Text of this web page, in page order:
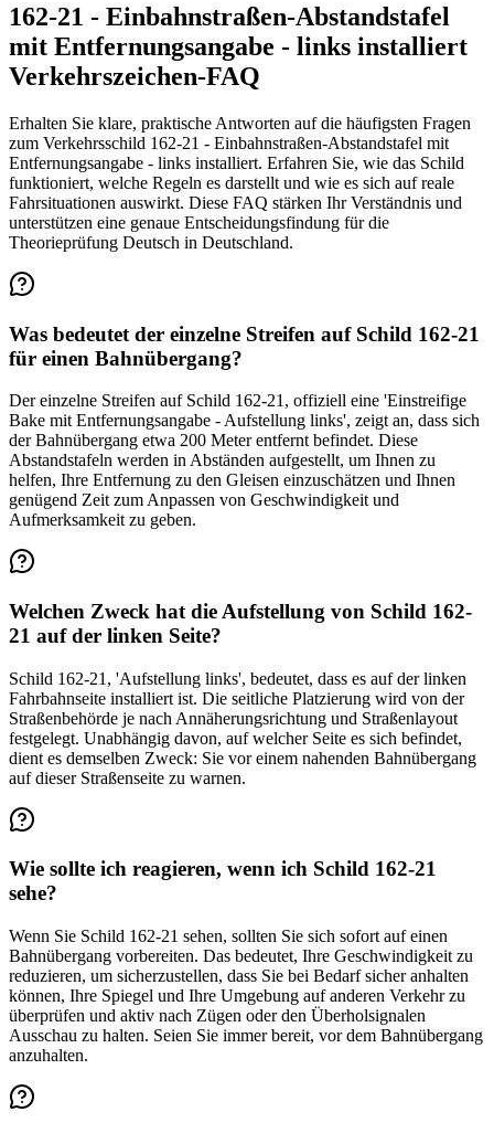
162-21 - Einbahnstraßen-Abstandstafel
mit Entfernungsangabe - links installiert
Verkehrszeichen-FAQ
Erhalten Sie klare, praktische Antworten auf die häufigsten Fragen
zum Verkehrsschild 162-21 - Einbahnstraßen-Abstandstafel mit
Entfernungsangabe - links installiert. Erfahren Sie, wie das Schild
funktioniert, welche Regeln es darstellt und wie es sich auf reale
Fahrsituationen auswirkt. Diese FAQ stärken Ihr Verständnis und
unterstützen eine genaue Entscheidungsfindung für die
Theorieprüfung Deutsch in Deutschland.
Was bedeutet der einzelne Streifen auf Schild 162-21
für einen Bahnübergang?
Der einzelne Streifen auf Schild 162-21, offiziell eine 'Einstreifige
Bake mit Entfernungsangabe - Aufstellung links', zeigt an, dass sich
der Bahnübergang etwa 200 Meter entfernt befindet. Diese
Abstandstafeln werden in Abständen aufgestellt, um Ihnen zu
helfen, Ihre Entfernung zu den Gleisen einzuschätzen und Ihnen
genügend Zeit zum Anpassen von Geschwindigkeit und
Aufmerksamkeit zu geben.
Welchen Zweck hat die Aufstellung von Schild 162-
21 auf der linken Seite?
Schild 162-21, 'Aufstellung links', bedeutet, dass es auf der linken
Fahrbahnseite installiert ist. Die seitliche Platzierung wird von der
Straßenbehörde je nach Annäherungsrichtung und Straßenlayout
festgelegt. Unabhängig davon, auf welcher Seite es sich befindet,
dient es demselben Zweck: Sie vor einem nahenden Bahnübergang
auf dieser Straßenseite zu warnen.
Wie sollte ich reagieren, wenn ich Schild 162-21
sehe?
Wenn Sie Schild 162-21 sehen, sollten Sie sich sofort auf einen
Bahnübergang vorbereiten. Das bedeutet, Ihre Geschwindigkeit zu
reduzieren, um sicherzustellen, dass Sie bei Bedarf sicher anhalten
können, Ihre Spiegel und Ihre Umgebung auf anderen Verkehr zu
überprüfen und aktiv nach Zügen oder den Überholsignalen
Ausschau zu halten. Seien Sie immer bereit, vor dem Bahnübergang
anzuhalten.